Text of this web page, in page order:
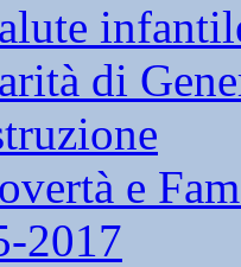
di
e
2017